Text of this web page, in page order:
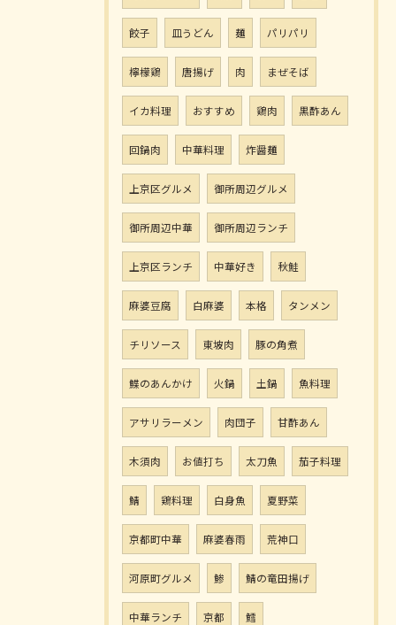
餃子 皿うどん 麺 パリパリ
檸檬鶏 唐揚げ 肉 まぜそば
イカ料理 おすすめ 鶏肉 黒酢あん
回鍋肉 中華料理 炸醤麺
上京区グルメ 御所周辺グルメ
御所周辺中華 御所周辺ランチ
上京区ランチ 中華好き 秋鮭
麻婆豆腐 白麻婆 本格 タンメン
チリソース 東坡肉 豚の角煮
鰈のあんかけ 火鍋 土鍋 魚料理
アサリラーメン 肉団子 甘酢あん
木須肉 お値打ち 太刀魚 茄子料理
鯖 鶏料理 白身魚 夏野菜
京都町中華 麻婆春雨 荒神口
河原町グルメ 鯵 鯖の竜田揚げ
中華ランチ 京都 鱈